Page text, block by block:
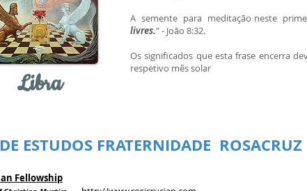
Libra
A semente para meditação neste
livres." - João 8:32.
Os significados que esta frase encerra
respetivo mês solar
ESTUDOS FRATERNIDADE ROSACRUZ
Fellowship